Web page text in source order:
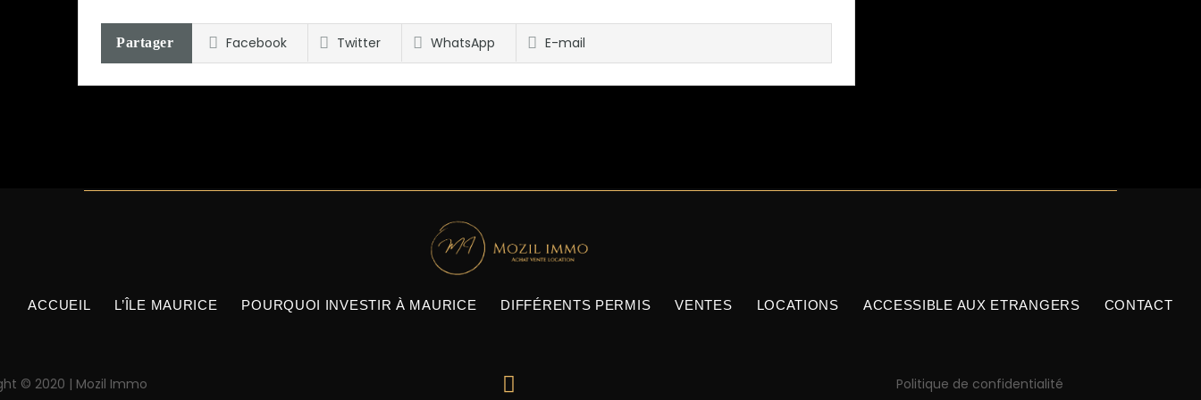
Partager Facebook Twitter WhatsApp E-mail
ACCUEIL L’ÎLE MAURICE POURQUOI INVESTIR À MAURICE DIFFÉRENTS PERMIS VENTES LOCATIONS ACCESSIBLE AUX ETRANGERS CONTACT
© 2020 | Mozil Immo Politique de confidentialité